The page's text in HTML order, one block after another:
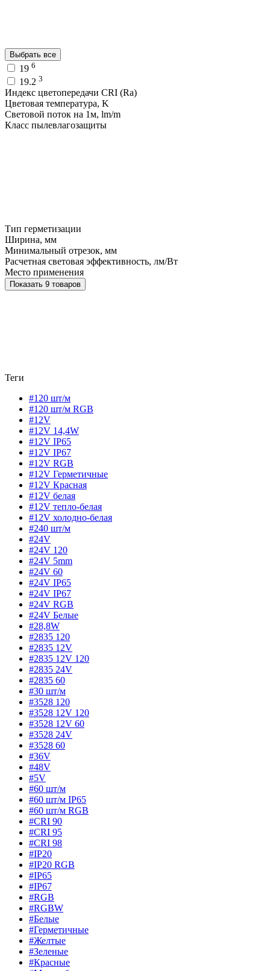
Выбрать все
19 6
19.2 3
Индекс цветопередачи CRI (Ra)
Цветовая температура, K
Световой поток на 1м, lm/m
Класс пылевлагозащиты
Тип герметизации
Ширина, мм
Минимальный отрезок, мм
Расчетная световая эффективность, лм/Вт
Место применения
Показать 9 товаров
Теги
#120 шт/м
#120 шт/м RGB
#12V
#12V 14,4W
#12V IP65
#12V IP67
#12V RGB
#12V Герметичные
#12V Красная
#12V белая
#12V тепло-белая
#12V холодно-белая
#240 шт/м
#24V
#24V 120
#24V 5mm
#24V 60
#24V IP65
#24V IP67
#24V RGB
#24V Белые
#28,8W
#2835 120
#2835 12V
#2835 12V 120
#2835 24V
#2835 60
#30 шт/м
#3528 120
#3528 12V 120
#3528 12V 60
#3528 24V
#3528 60
#36V
#48V
#5V
#60 шт/м
#60 шт/м IP65
#60 шт/м RGB
#CRI 90
#CRI 95
#CRI 98
#IP20
#IP20 RGB
#IP65
#IP67
#RGB
#RGBW
#Белые
#Герметичные
#Желтые
#Зеленые
#Красные